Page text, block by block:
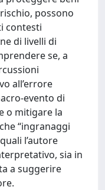
possono
contesti
di livelli di
se, a
all’errore
evento di
o mitigare la
“ingranaggi
l’autore
sia in
a suggerire